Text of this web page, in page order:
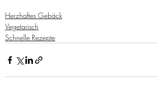
Herzhaftes Gebäck
Vegetarisch
Schnelle Rezepte